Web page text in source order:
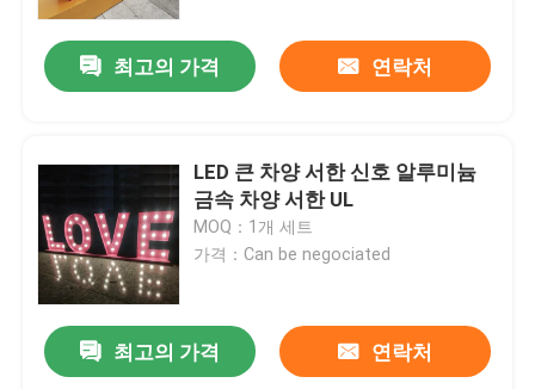
최고의 가격 연락처
LED 큰 차양 서한 신호 알루미늄
금속 차양 서한 UL
MOQ：1개 세트
가격：Can be negociated
최고의 가격 연락처